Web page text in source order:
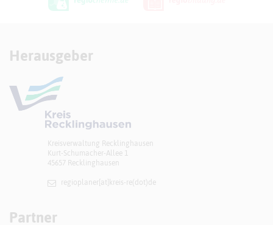
Herausgeber
Kreisverwaltung Recklinghausen
Kurt-Schumacher-Allee 1
45657 Recklinghausen
regioplaner[at]​kreis-re(dot)de
Partner